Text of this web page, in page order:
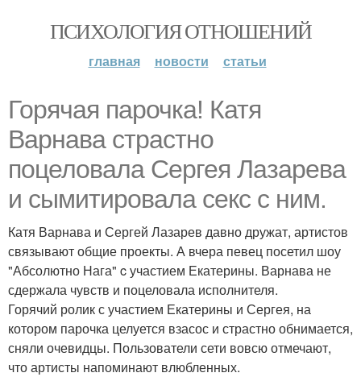
ПСИХОЛОГИЯ ОТНОШЕНИЙ
главная новости статьи
Горячая парочка! Катя
Варнава страстно
поцеловала Сергея Лазарева
и сымитировала секс с ним.
Катя Варнава и Сергей Лазарев давно дружат, артистов
связывают общие проекты. А вчера певец посетил шоу
"Абсолютно Нага" c участием Екатерины. Варнава не
сдержала чувств и поцеловала исполнителя.
Горячий ролик с участием Екатерины и Сергея, на
котором парочка целуется взасос и страстно обнимается,
сняли очевидцы. Пользователи сети вовсю отмечают,
что артисты напоминают влюбленных.